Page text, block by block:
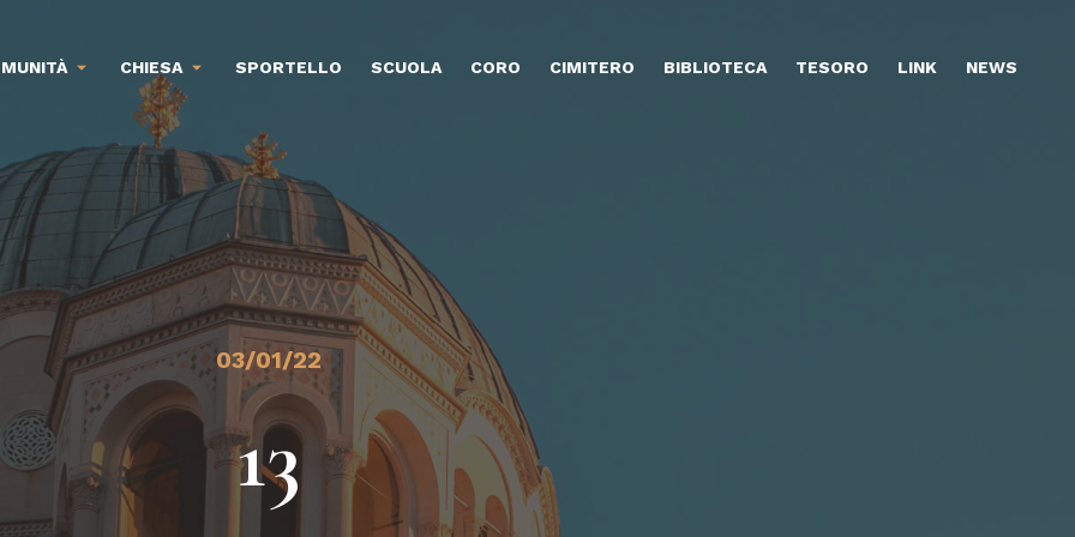
CHIESA SPORTELLO SCUOLA CORO CIMITERO BIBLIOTECA TESORO LINK NEWS
03/01/22
13